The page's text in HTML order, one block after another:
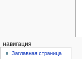
навигация
Заглавная страница